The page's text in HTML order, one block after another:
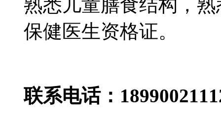
熟悉儿童膳食结构，
保健医生资格证。
联系电话：